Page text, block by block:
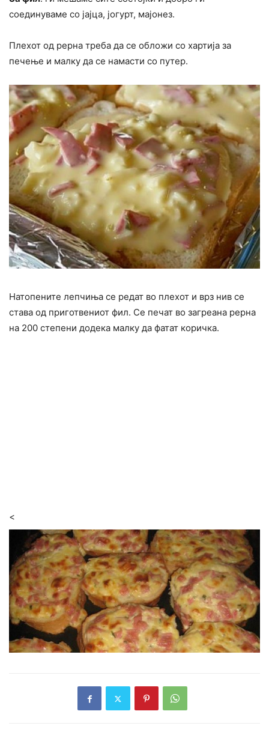
соединуваме со јајца, јогурт, мајонез.
Плехот од рерна треба да се обложи со хартија за
печење и малку да се намасти со путер.
Натопените лепчиња се редат во плехот и врз нив се
става од приготвениот фил. Се печат во загреана рерна
на 200 степени додека малку да фатат коричка.
<